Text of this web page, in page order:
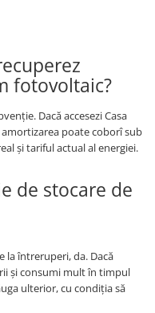
fotovoltaic?
Dacă accesezi Casa
poate coborî sub
și tariful actual al energiei.
de stocare de
la întreruperi, da. Dacă
și consumi mult în timpul
ulterior, cu condiția să